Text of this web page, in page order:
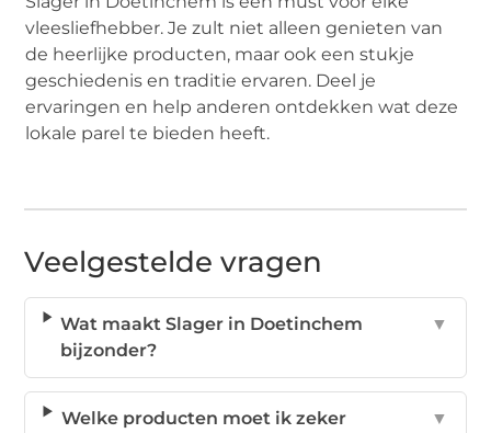
vleesliefhebber. Je zult niet alleen genieten van
de heerlijke producten, maar ook een stukje
geschiedenis en traditie ervaren. Deel je
ervaringen en help anderen ontdekken wat deze
lokale parel te bieden heeft.
Veelgestelde vragen
Wat maakt Slager in Doetinchem
bijzonder?
▼
Welke producten moet ik zeker ▼